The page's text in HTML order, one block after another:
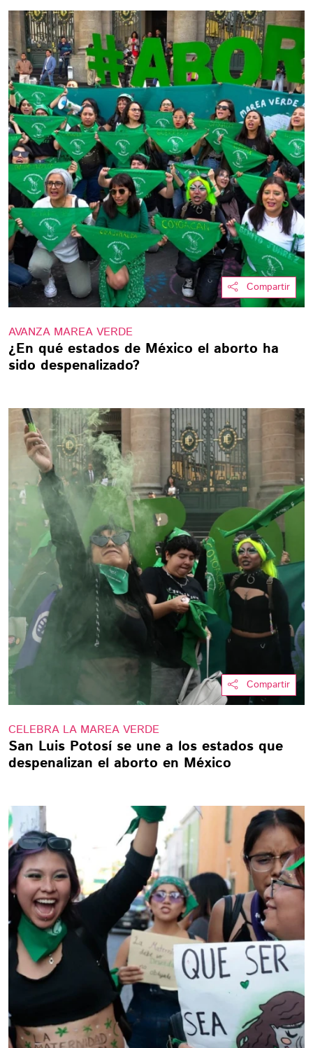
Compartir
AVANZA MAREA VERDE
¿En qué estados de México el aborto ha
sido despenalizado?
Compartir
CELEBRA LA MAREA VERDE
San Luis Potosí se une a los estados que
despenalizan el aborto en México